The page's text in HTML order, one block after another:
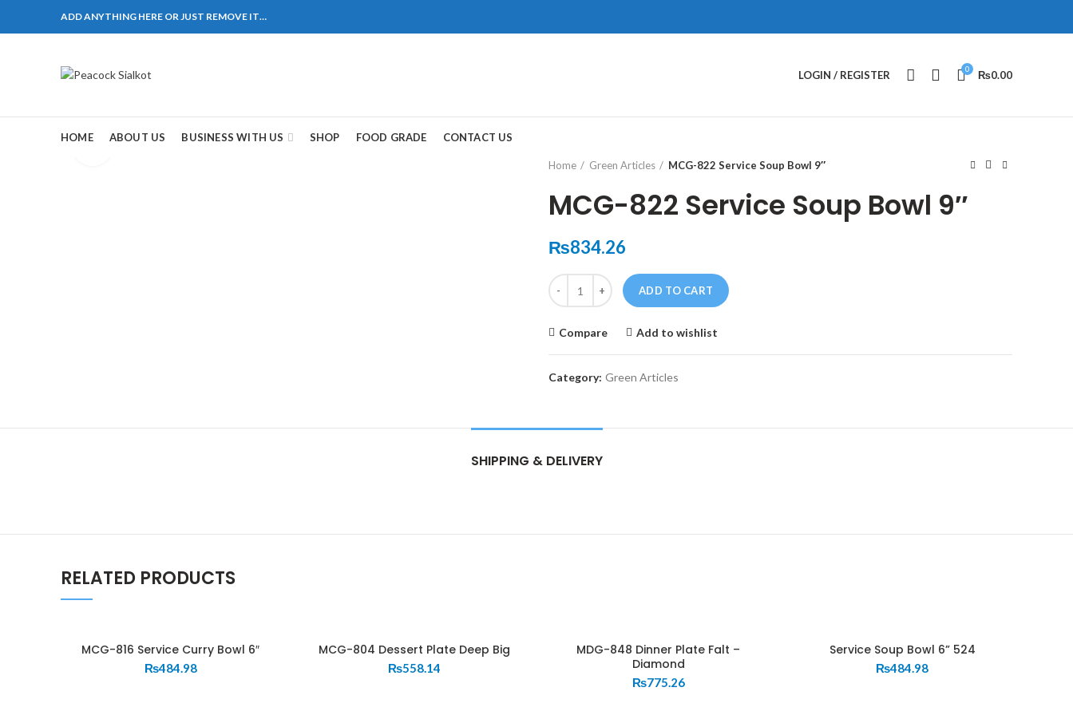
ADD ANYTHING HERE OR JUST REMOVE IT…
LOGIN / REGISTER 0 ₨0.00
HOME ABOUT US BUSINESS WITH US SHOP FOOD GRADE CONTACT US
Home
Green Articles MCG-822 Service Soup Bowl 9″
MCG-822 Service Soup Bowl 9″
₨834.26
Quantity
ADD TO CART
Compare Add to wishlist
Category: Green Articles
SHIPPING & DELIVERY
RELATED PRODUCTS
MCG-816 Service Curry Bowl 6″
₨484.98
MCG-804 Dessert Plate Deep Big
₨558.14
MDG-848 Dinner Plate Falt –
Diamond
₨775.26
Service Soup Bowl 6” 524
₨484.98
Pakistan. HM Comples, Shop# 2, New Airport Road, Gwadar.
這不是因為缺乏性生活，而是因為缺乏溝通，所以保持談話很重
可以很好的幫助你獲得一場高質量的夫妻生活。 犀利士 治療陽